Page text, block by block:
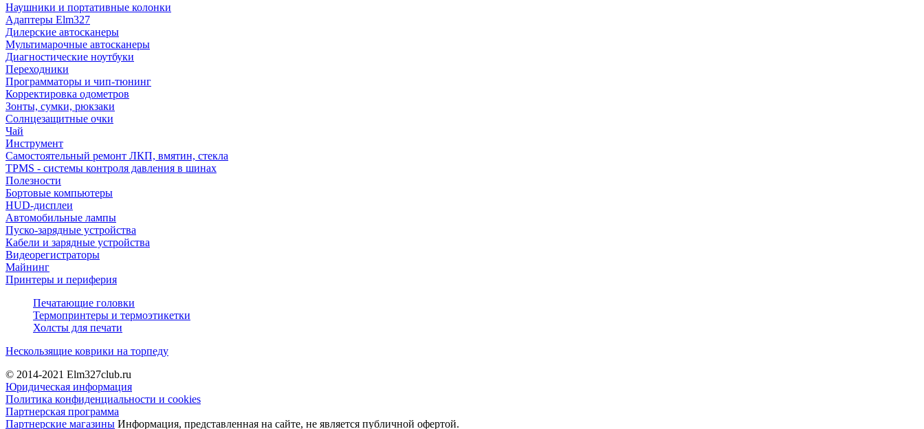
Наушники и портативные колонки
Адаптеры Elm327
Дилерские автосканеры
Мультимарочные автосканеры
Диагностические ноутбуки
Переходники
Программаторы и чип-тюнинг
Корректировка одометров
Зонты, сумки, рюкзаки
Солнцезащитные очки
Чай
Инструмент
Самостоятельный ремонт ЛКП, вмятин, стекла
TPMS - системы контроля давления в шинах
Полезности
Бортовые компьютеры
HUD-дисплеи
Автомобильные лампы
Пуско-зарядные устройства
Кабели и зарядные устройства
Видеорегистраторы
Майнинг
Принтеры и периферия
Печатающие головки
Термопринтеры и термоэтикетки
Холсты для печати
Нескользящие коврики на торпеду
© 2014-2021 Elm327club.ru
Юридическая информация
Политика конфиденциальности и cookies
Партнерская программа
Партнерские магазины Информация, представленная на сайте, не является публичной офертой.